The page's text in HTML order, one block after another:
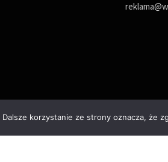
korzystanie ze strony oznacza, że